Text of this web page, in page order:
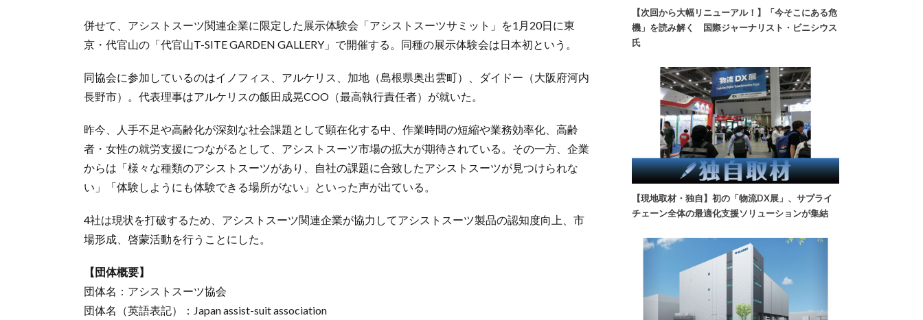
併せて、アシストスーツ関連企業に限定した展示体験会「アシストスーツサミット」を1月20日に東
京・代官山の「代官山T-SITE GARDEN GALLERY」で開催する。同種の展示体験会は日本初という。
同協会に参加しているのはイノフィス、アルケリス、加地（島根県奥出雲町）、ダイドー（大阪府河内
長野市）。代表理事はアルケリスの飯田成晃COO（最高執行責任者）が就いた。
昨今、人手不足や高齢化が深刻な社会課題として顕在化する中、作業時間の短縮や業務効率化、高齢
者・女性の就労支援につながるとして、アシストスーツ市場の拡大が期待されている。その一方、企業
からは「様々な種類のアシストスーツがあり、自社の課題に合致したアシストスーツが見つけられな
い」「体験しようにも体験できる場所がない」といった声が出ている。
4社は現状を打破するため、アシストスーツ関連企業が協力してアシストスーツ製品の認知度向上、市
場形成、啓蒙活動を行うことにした。
【団体概要】
団体名：アシストスーツ協会
団体名（英語表記）：Japan assist-suit association
【次回から大幅リニューアル！】「今そこにある危
機」を読み解く 国際ジャーナリスト・ビニシウス
氏
【現地取材・独自】初の「物流DX展」、サプライ
チェーン全体の最適化支援ソリューションが集結